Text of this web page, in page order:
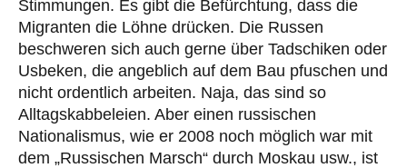
Stimmungen. Es gibt die Befürchtung, dass die
Migranten die Löhne drücken. Die Russen
beschweren sich auch gerne über Tadschiken oder
Usbeken, die angeblich auf dem Bau pfuschen und
nicht ordentlich arbeiten. Naja, das sind so
Alltagskabbeleien. Aber einen russischen
Nationalismus, wie er 2008 noch möglich war mit
dem „Russischen Marsch“ durch Moskau usw., ist